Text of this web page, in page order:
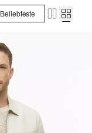
Beliebteste